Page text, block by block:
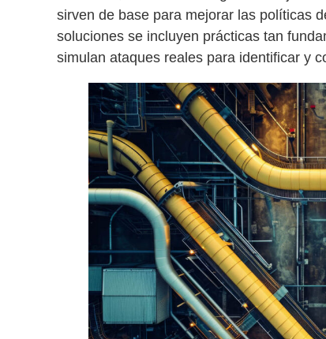
sirven de base para mejorar las políticas
soluciones se incluyen prácticas tan
simulan ataques reales para identificar y